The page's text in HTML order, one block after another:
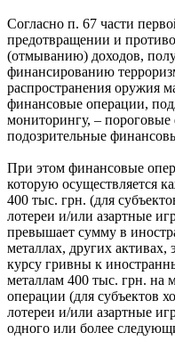
Согласно п. 67 части
предотвращении и
(отмыванию) доходов,
финансированию
распространения оружия
финансовые операции,
мониторингу, –
подозрительные
При этом финансовые
которую осуществляется
400 тыс. грн. (для
лотереи и/или азартные
превышает сумму в
металлах, других
курсу гривны к
металлам 400 тыс. грн. на
операции (для субъектов
лотереи и/или азартные
одного или более